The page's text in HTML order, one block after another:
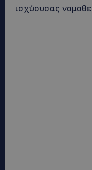
ισχύουσας